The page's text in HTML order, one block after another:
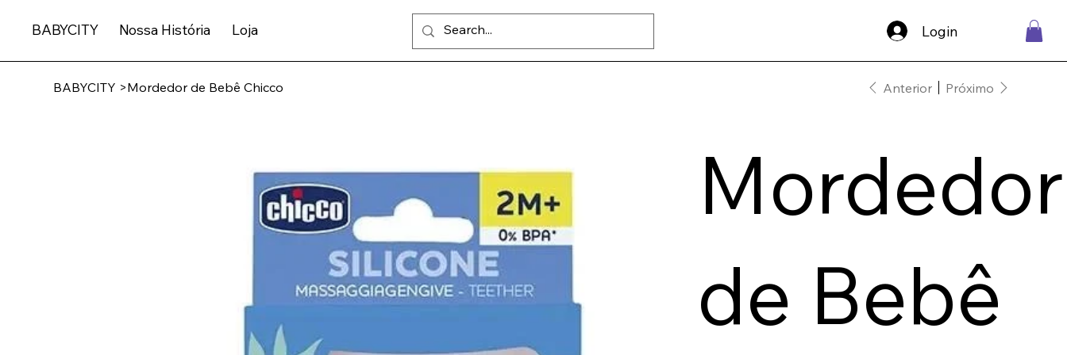
BABYCITY Nossa História Loja Login
BABYCITY >Mordedor de Bebê Chicco Anterior Próximo
Mordedor
de Bebê